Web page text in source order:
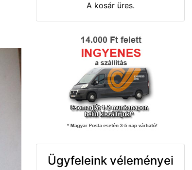
A kosár üres.
Ügyfeleink véleményei